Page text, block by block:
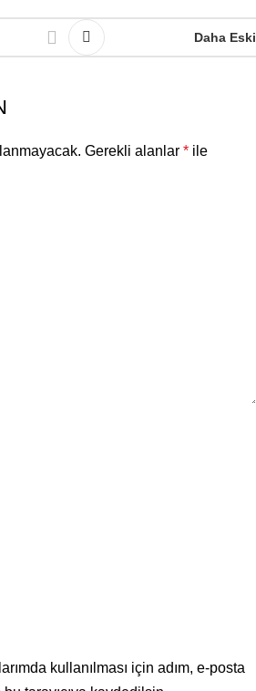
Daha Eski
Gerekli alanlar * ile
kullanılması için adım, e-posta